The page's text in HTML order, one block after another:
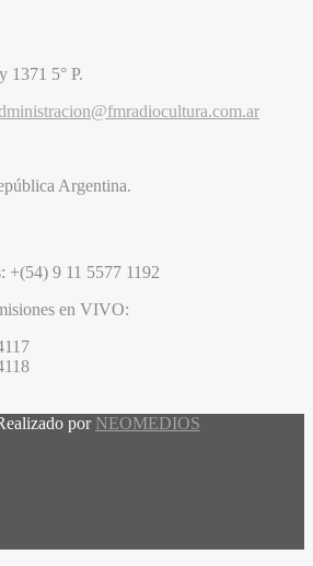
1371 5° P.
Argentina.
+(54) 9 11 5577 1192
en VIVO:
por NEOMEDIOS